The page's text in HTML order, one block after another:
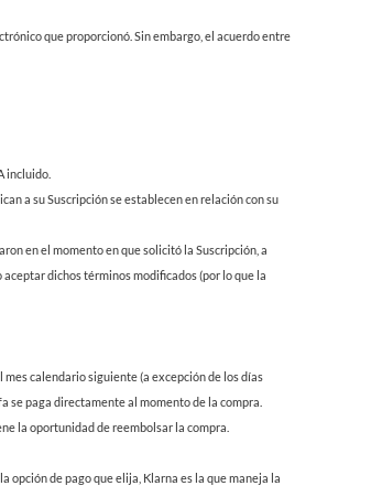
que proporcionó. Sin embargo, el acuerdo entre
incluido.
a su Suscripción se establecen en relación con su
en el momento en que solicitó la Suscripción, a
dichos términos modificados (por lo que la
calendario siguiente (a excepción de los días
se paga directamente al momento de la compra.
la oportunidad de reembolsar la compra.
opción de pago que elija, Klarna es la que maneja la